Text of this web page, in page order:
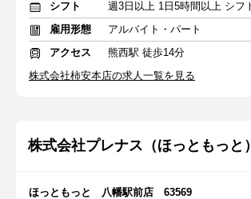
シフト
雇用形態
アルバイト・パート
アクセス
熊西駅 徒歩14分
株式会社柿安本店の求人一覧を見る
株式会社プレナス（ほっともっと）
ほっともっと 八幡駅前店 63569